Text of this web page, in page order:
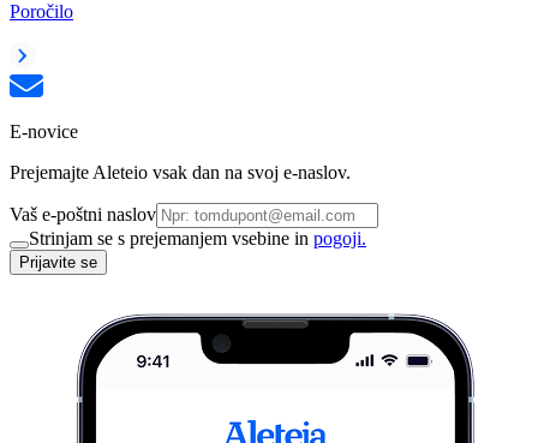
Poročilo
E-novice
Prejemajte Aleteio vsak dan na svoj e-naslov.
Vaš e-poštni naslov
Strinjam se s prejemanjem vsebine in pogoji.
Prijavite se